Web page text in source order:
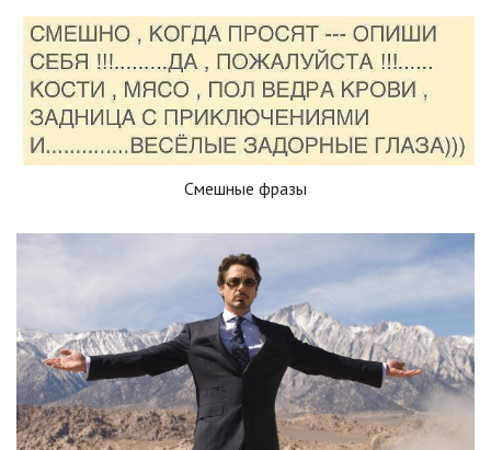
Смешные фразы